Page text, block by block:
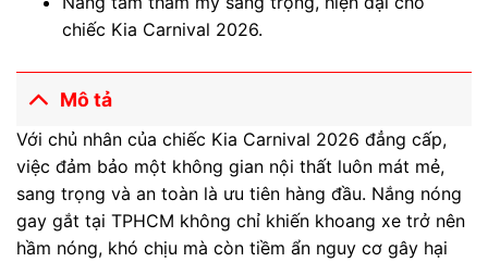
chiếc Kia Carnival 2026.
Mô tả
Với chủ nhân của chiếc Kia Carnival 2026 đẳng cấp,
việc đảm bảo một không gian nội thất luôn mát mẻ,
sang trọng và an toàn là ưu tiên hàng đầu. Nắng nóng
gay gắt tại TPHCM không chỉ khiến khoang xe trở nên
hầm nóng, khó chịu mà còn tiềm ẩn nguy cơ gây hại